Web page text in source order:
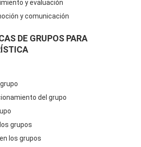
y evaluación
y comunicación
DE GRUPOS PARA
del grupo
grupos
los grupos